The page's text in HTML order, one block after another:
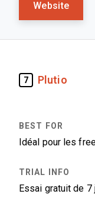
Website
7 Plutio
Idéal pour les
Essai gratuit de